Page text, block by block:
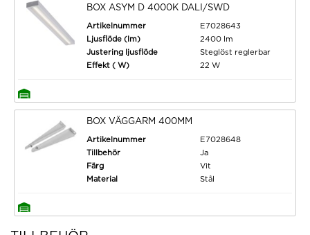
BOX ASYM D 4000K DALI/SWD
Artikelnummer
E7028643
Ljusflöde (lm)
2400 lm
Justering ljusflöde
Steglöst reglerbar
Effekt ( W)
22 W
BOX VÄGGARM 400MM
Artikelnummer
E7028648
Tillbehör
Ja
Färg
Vit
Material
Stål